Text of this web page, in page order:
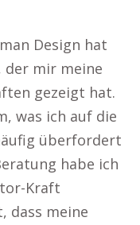
Design hat
der mir meine
gezeigt hat.
was ich auf die
überfordert
habe ich
Kraft
dass meine